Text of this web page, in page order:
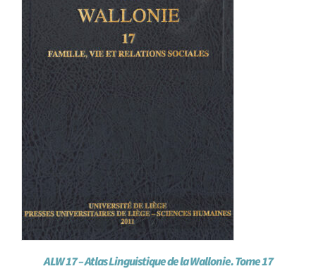
ALW 17 – Atlas Linguistique de la Wallonie. Tome 17